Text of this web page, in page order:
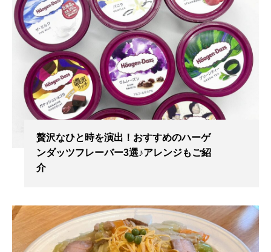
贅沢なひと時を演出！おすすめのハーゲ
ンダッツフレーバー3選♪アレンジもご紹
介